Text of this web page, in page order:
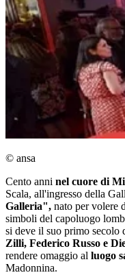
© ansa
Cento anni nel cuore di
Scala, all'ingresso della
Galleria", nato per volere
simboli del capoluogo
si deve il suo primo secolo
Zilli, Federico Russo e
rendere omaggio al luogo
Madonnina.